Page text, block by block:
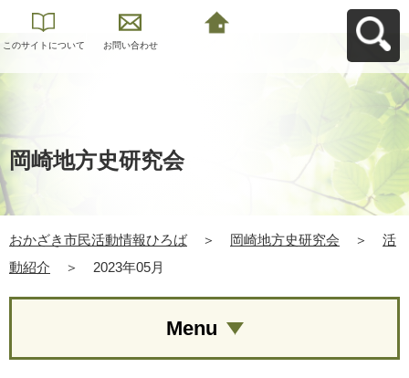
このサイトについて お問い合わせ
岡崎地方史研究会
おかざき市民活動情報ひろば ＞ 岡崎地方史研究会 ＞
活
動紹介
＞ 2023年05月
Menu